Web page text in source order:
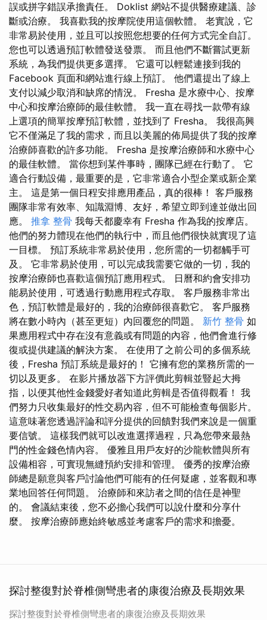
誤或拼字錯誤承擔責任。 Doklist 網站不提供醫療建議、診
斷或治療。 我喜歡我的按摩院使用這個軟體。 老實說，它
非常易於使用，並且可以按照您想要的任何方式完全自訂。
您也可以透過預訂軟體發送發票。 而且他們不斷嘗試更新
系統，為我們提供更多選擇。 它還可以輕鬆連接到我的
Facebook 頁面和網站進行線上預訂。 他們還提出了線上
支付以減少取消和缺席的情況。 Fresha 是水療中心、按摩
中心和按摩治療師的最佳軟體。 我一直在尋找一款帶有線
上選項的簡單按摩預訂軟體，並找到了 Fresha。 我很高興
它不僅滿足了我的需求，而且以美麗的佈局提供了我的按摩
治療師喜歡的許多功能。 Fresha 是按摩治療師和水療中心
的最佳軟體。 當你想到某件事時，團隊已經在行動了。 它
適合行動設備，最重要的是，它非常適合小型企業或新企業
主。 這是第一個日程安排應用產品，真的很棒！ 客戶服務
團隊非常有效率、知識淵博、友好，希望立即到達並做出回
應。 推拿 整骨 我每天都慶幸有 Fresha 作為我的按摩店。
他們的努力體現在他們的執行中，而且他們很快就實現了這
一目標。 預訂系統非常易於使用，您所需的一切都觸手可
及。 它非常易於使用，可以完成我需要它做的一切，我的
按摩治療師也喜歡這個預訂應用程式。 日曆和約會安排功
能易於使用，可透過行動應用程式存取。 客戶服務非常出
色，預訂軟體是最好的，我的治療師很喜歡它。 客戶服務
將在數小時內（甚至更短）內回覆您的問題。 新竹 整骨 如
果應用程式中存在沒有意義或有問題的內容，他們會進行修
復或提供建議的解決方案。 在使用了之前公司的多個系統
後，Fresha 預訂系統是最好的！ 它擁有您的業務所需的一
切以及更多。 在影片播放器下方評價此剪輯並豎起大拇
指，以便其他性金錢愛好者知道此剪輯是否值得觀看！ 我
們努力只收集最好的性交易內容，但不可能檢查每個影片。
這意味著您透過評論和評分提供的回饋對我們來說是一個重
要信號。 這樣我們就可以改進選擇過程，只為您帶來最熱
門的性金錢色情內容。 優雅且用戶友好的沙龍軟體與所有
設備相容，可實現無縫預約安排和管理。 優秀的按摩治療
師總是願意與客戶討論他們可能有的任何疑慮，並客觀和專
業地回答任何問題。 治療師和來訪者之間的信任是神聖
的。 會議結束後，您不必擔心我們可以說什麼和分享什
麼。 按摩治療師應始終敏感並考慮客戶的需求和擔憂。
探討整復對於脊椎側彎患者的康復治療及長期效果
探討整復對於脊椎側彎患者的康復治療及長期效果